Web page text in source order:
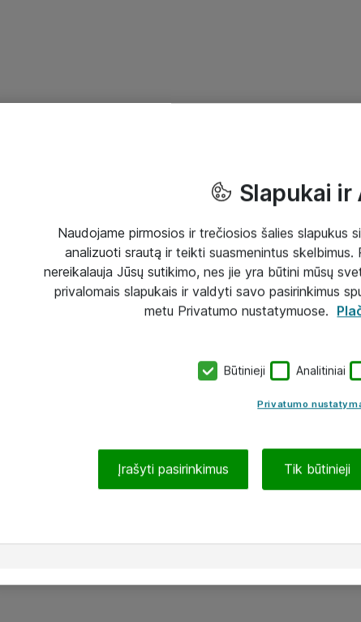
Slapukai ir
Naudojame pirmosios ir trečiosios šalies slapukus
analizuoti srautą ir teikti suasmenintus skelbimus.
nereikalauja Jūsų sutikimo, nes jie yra būtini mūsų
privalomais slapukais ir valdyti savo pasirinkimus
metu Privatumo nustatymuose.
Būtinieji Analitiniai
Privatumo
Įrašyti pasirinkimus Tik būtinieji